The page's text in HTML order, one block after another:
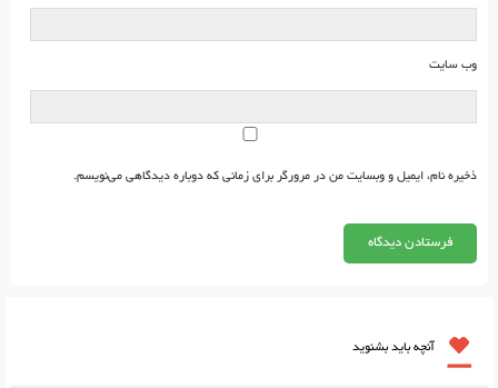
وب‌ سایت
ذخیره نام، ایمیل و وبسایت من در مرورگر برای زمانی که دوباره دیدگاهی می‌نویسم.
آنچه باید بشنوید